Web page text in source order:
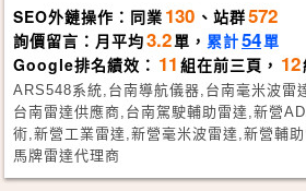
SEO外鏈操作：同業 130 、站群572
詢價留言：月平均3.2單， 累計54單
Google排名績效： 11 組在前三頁， 12
ARS548系統,台南導航儀器,台南毫米波雷
台南雷達供應商,台南駕駛輔助雷達,新營
術,新營工業雷達,新營毫米波雷達,新營輔助
馬牌雷達代理商